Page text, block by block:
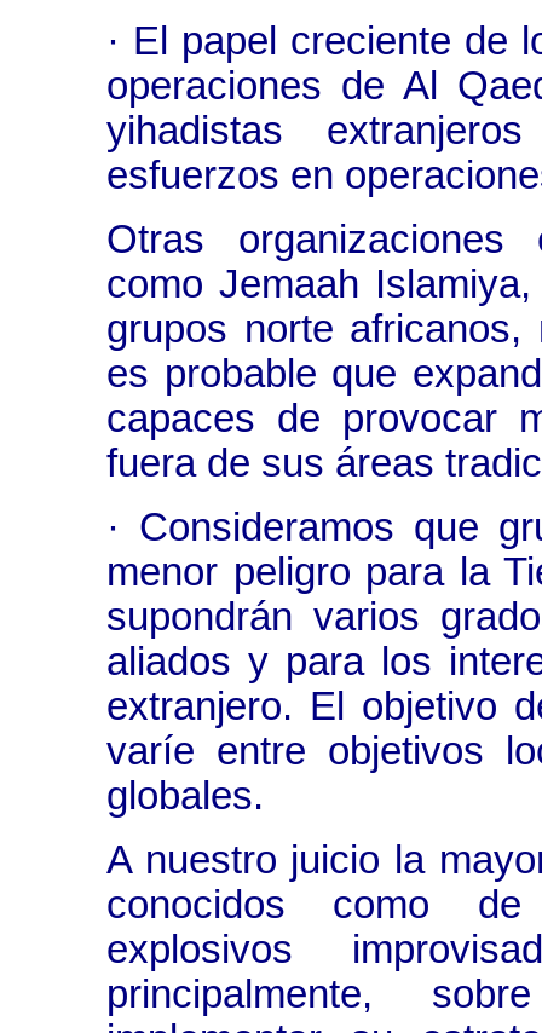
· El papel creciente de
operaciones de Al
yihadistas
esfuerzos en
Otras organizaciones
como Jemaah
grupos norte
es probable que
capaces de provocar
fuera de sus áreas
· Consideramos que
menor peligro para la
supondrán varios
aliados y para los
extranjero. El objetivo
varíe entre objetivos
globales.
A nuestro juicio la
conocidos como
explosivos
principalmente,